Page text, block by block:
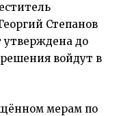
Степанов
утверждена до
войдут в
мерам по